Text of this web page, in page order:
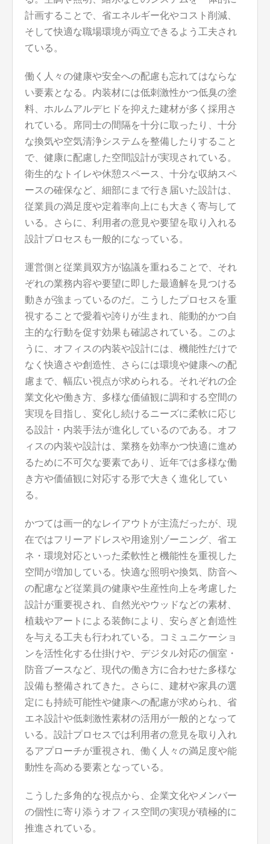
計画することで、省エネルギー化やコスト削減、
そして快適な職場環境が両立できるよう工夫され
ている。
働く人々の健康や安全への配慮も忘れてはならな
い要素となる。内装材には低刺激性かつ低臭の塗
料、ホルムアルデヒドを抑えた建材が多く採用さ
れている。席同士の間隔を十分に取ったり、十分
な換気や空気清浄システムを整備したりすること
で、健康に配慮した空間設計が実現されている。
衛生的なトイレや休憩スペース、十分な収納スペ
ースの確保など、細部にまで行き届いた設計は、
従業員の満足度や定着率向上にも大きく寄与して
いる。さらに、利用者の意見や要望を取り入れる
設計プロセスも一般的になっている。
運営側と従業員双方が協議を重ねることで、それ
ぞれの業務内容や要望に即した最適解を見つける
動きが強まっているのだ。こうしたプロセスを重
視することで愛着や誇りが生まれ、能動的かつ自
主的な行動を促す効果も確認されている。このよ
うに、オフィスの内装や設計には、機能性だけで
なく快適さや創造性、さらには環境や健康への配
慮まで、幅広い視点が求められる。それぞれの企
業文化や働き方、多様な価値観に調和する空間の
実現を目指し、変化し続けるニーズに柔軟に応じ
る設計・内装手法が進化しているのである。オフ
ィスの内装や設計は、業務を効率かつ快適に進め
るために不可欠な要素であり、近年では多様な働
き方や価値観に対応する形で大きく進化してい
る。
かつては画一的なレイアウトが主流だったが、現
在ではフリーアドレスや用途別ゾーニング、省エ
ネ・環境対応といった柔軟性と機能性を重視した
空間が増加している。快適な照明や換気、防音へ
の配慮など従業員の健康や生産性向上を考慮した
設計が重要視され、自然光やウッドなどの素材、
植栽やアートによる装飾により、安らぎと創造性
を与える工夫も行われている。コミュニケーショ
ンを活性化する仕掛けや、デジタル対応の個室・
防音ブースなど、現代の働き方に合わせた多様な
設備も整備されてきた。さらに、建材や家具の選
定にも持続可能性や健康への配慮が求められ、省
エネ設計や低刺激性素材の活用が一般的となって
いる。設計プロセスでは利用者の意見を取り入れ
るアプローチが重視され、働く人々の満足度や能
動性を高める要素となっている。
こうした多角的な視点から、企業文化やメンバー
の個性に寄り添うオフィス空間の実現が積極的に
推進されている。